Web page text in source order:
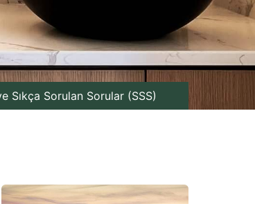
Sıkça Sorulan Sorular (SSS)